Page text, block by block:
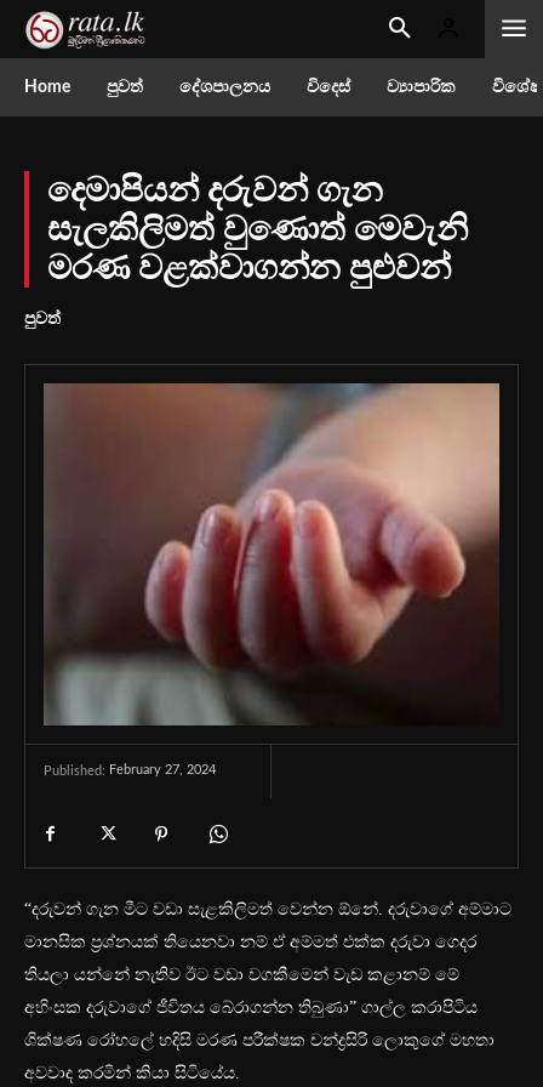
Home පුවත් දේශපාලනය විදෙස් ව්‍යාපාරික
දෙමාපියන් දරුවන් ගැන
සැලකිලිමත් වුණොත් මෙවැනි
මරණ වළක්වාගන්න පුළුවන්
පුවත්
Published: February 27, 2024
“දරුවන් ගැන මීට වඩා සැළකිලිමත් වෙන්න ඕනේ. දරුවාගේ අම්මාට
මානසික ප්‍රශ්නයක් තියෙනවා නම් ඒ අම්මත් එක්ක දරුවා ගෙදර
තියලා යන්නේ නැතිව ඊට වඩා වගකීමෙන් වැඩ කළානම් මේ
අහිංසක දරුවාගේ ජීවිතය බේරාගන්න තිබුණා” ගාල්ල කරාපිටිය
ශික්ෂණ රෝහලේ හදිසි මරණ පරීක්ෂක චන්ද්‍රසිරි ලොකුගේ මහතා
අවවාද කරමින් කියා සිටියේය.